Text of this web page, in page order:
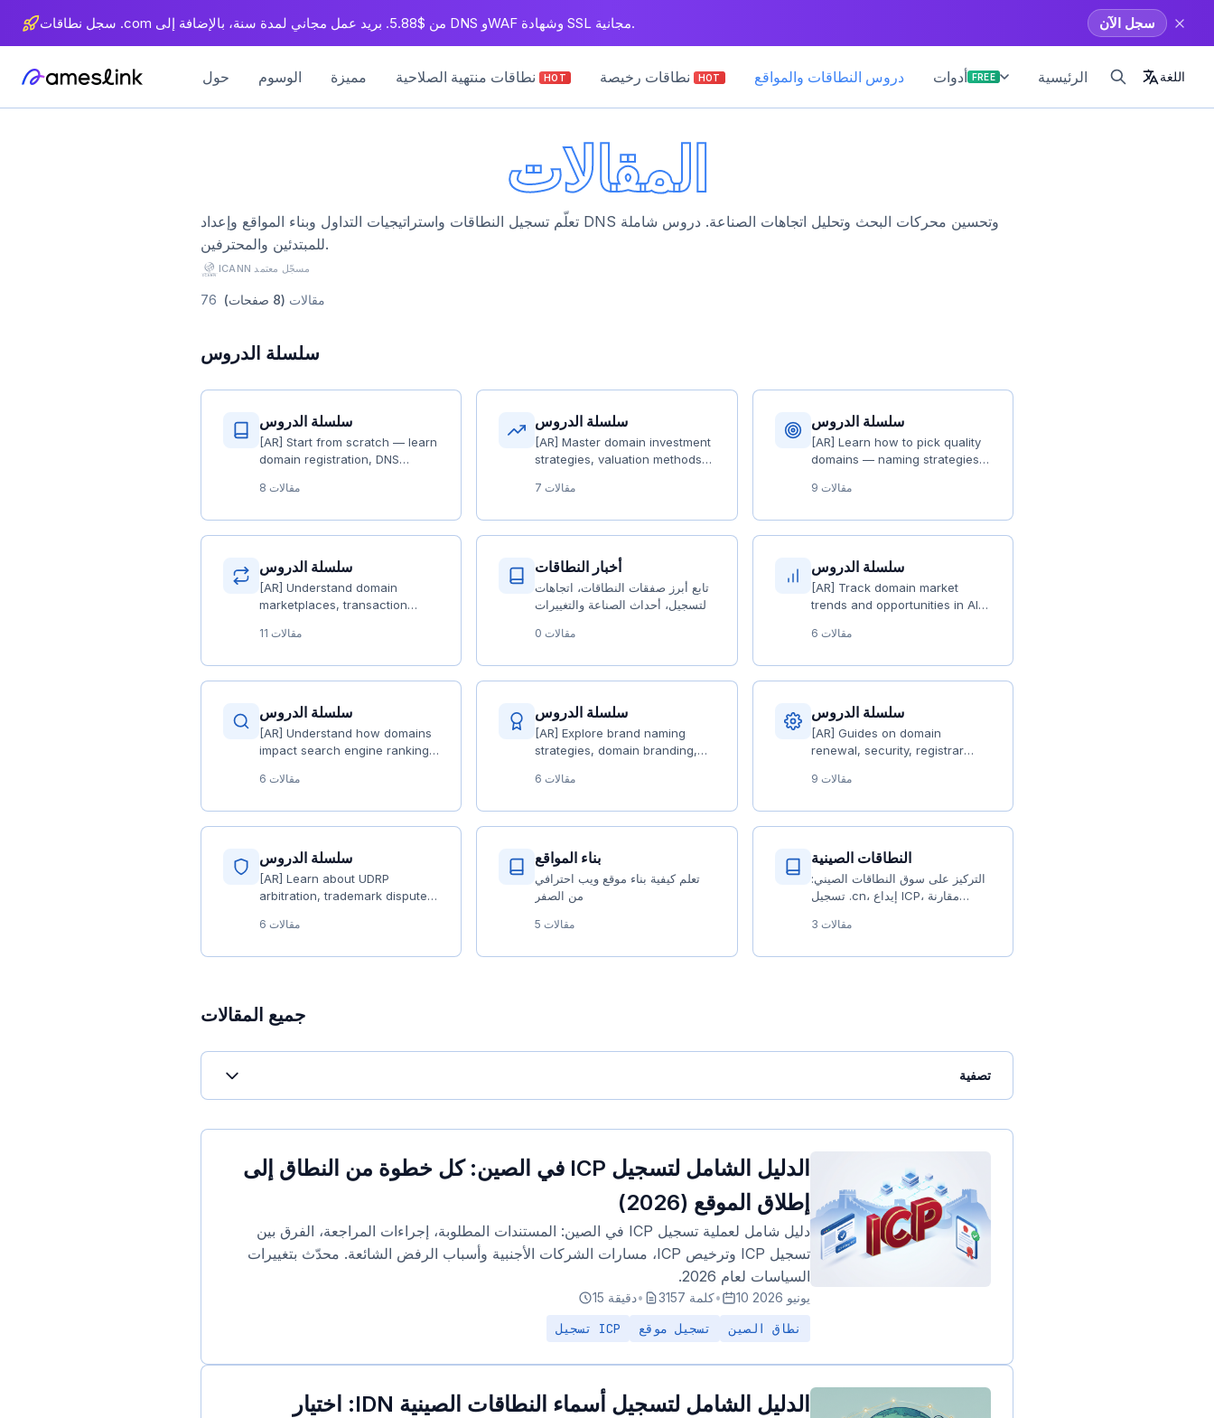
سجل نطاقات .com من $5.88. بريد عمل مجاني لمدة سنة، بالإضافة إلى DNS وWAF وشهادة SSL مجانية. سجل الآن
الرئيسية أدوات FREE دروس النطاقات والمواقع HOT
HOT مميزة الوسوم حول اللغة
المقالات
تعلّم تسجيل النطاقات واستراتيجيات التداول وبناء المواقع وإعداد DNS وتحسين محركات البحث وتحليل اتجاهات الصناعة. دروس شاملة
للمبتدئين والمحترفين.
ICANN مسجّل معتمد
76 مقالات (8 صفحات)
سلسلة الدروس
سلسلة الدروس
[AR] Start from scratch — learn
domain registration, DNS
management essentials
8 مقالات
سلسلة الدروس
[AR] Master domain investment
strategies, valuation methods,
7 مقالات
سلسلة الدروس
[AR] Learn how to pick quality
domains — naming strategies
9 مقالات
سلسلة الدروس
[AR] Understand domain
marketplaces, transaction
transfer tips
11 مقالات
أخبار النطاقات
تابع أبرز صفقات النطاقات، اتجاهات
التسجيل، أحداث الصناعة والتغييرات
يحدث في عالم النطاقات
0 مقالات
سلسلة الدروس
[AR] Track domain market
trends and opportunities in AI,
6 مقالات
سلسلة الدروس
[AR] Understand how domains
impact search engine rankings
6 مقالات
سلسلة الدروس
[AR] Explore brand naming
strategies, domain branding,
management
6 مقالات
سلسلة الدروس
[AR] Guides on domain
renewal, security, registrar
prevention
9 مقالات
سلسلة الدروس
[AR] Learn about UDRP
arbitration, trademark disputes,
6 مقالات
بناء المواقع
تعلم كيفية بناء موقع ويب احترافي
من الصفر
5 مقالات
النطاقات الصينية
التركيز على سوق النطاقات الصيني:
تسجيل .cn، إيداع ICP، مقارنة
وتحليل السياسات
3 مقالات
جميع المقالات
تصفية
الدليل الشامل لتسجيل ICP في الصين: كل خطوة من النطاق إلى
إطلاق الموقع (2026)
دليل شامل لعملية تسجيل ICP في الصين: المستندات المطلوبة، إجراءات المراجعة، الفرق بين
تسجيل ICP وترخيص ICP، مسارات الشركات الأجنبية وأسباب الرفض الشائعة. محدّث بتغييرات
السياسات لعام 2026.
10 يونيو 2026 •3157 كلمة •15 دقيقة
تسجيل ICP تسجيل موقع نطاق الصين
الدليل الشامل لتسجيل أسماء النطاقات الصينية IDN: اختيار